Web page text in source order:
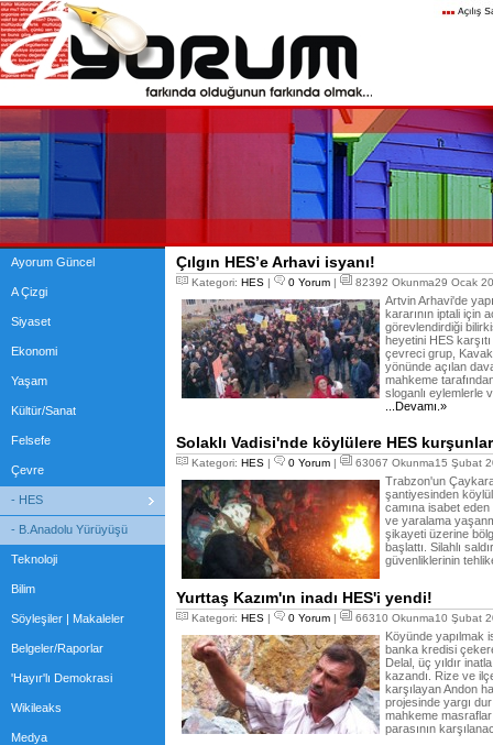
Ayorum Güncel
A Çizgi
Siyaset
Ekonomi
Yaşam
Kültür/Sanat
Felsefe
Çevre
- HES
- B.Anadolu Yürüyüşü
Teknoloji
Bilim
Söyleşiler | Makaleler
Belgeler/Raporlar
'Hayır'lı Demokrasi
Wikileaks
Medya
Çılgın HES’e Arhavi isyanı!
Kategori: HES | 0 Yorum | 82392 Okunma29 Ocak
Artvin Arhavi'de
kararının iptali için
görevlendirdiği
heyetini HES
çevreci grup, Kavak
yönünde açılan
mahkeme
sloganlı eylemlerle
...Devamı.»
Solaklı Vadisi'nde köylülere HES
Kategori: HES | 0 Yorum | 63067 Okunma15 Şubat
Trabzon'un
şantiyesinden
camına isabet eden
ve yaralama
şikayeti üzerine
başlattı. Silahlı
güvenliklerinin
Yurttaş Kazım'ın inadı HES'i yendi!
Kategori: HES | 0 Yorum | 66310 Okunma10 Şubat
Köyünde yapılmak
banka kredisi
Delal, üç yıldır
kazandı. Rize ve
karşılayan Andon
projesinde yargı
mahkeme
parasının